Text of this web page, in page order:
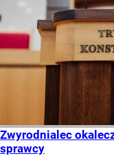
Zwyrodnialec
sprawcy